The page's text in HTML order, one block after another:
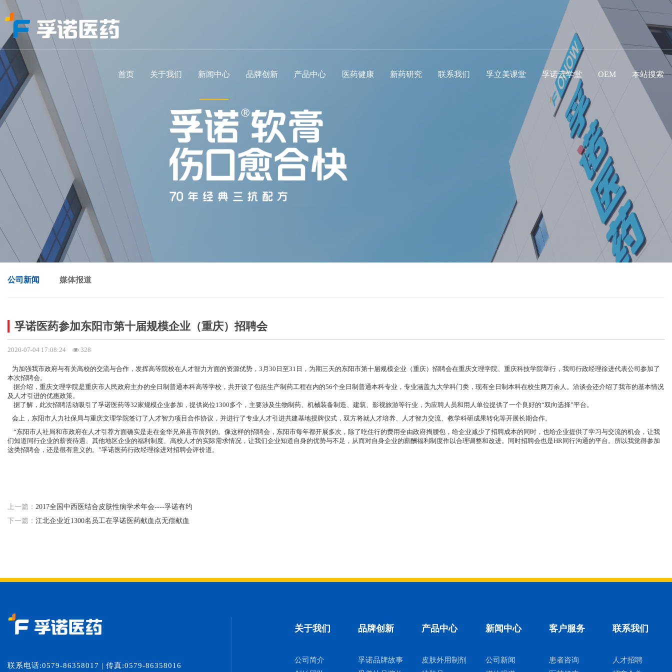
首页 关于我们 新闻中心 品牌创新 产品中心 医药健康 新药研究 联系我们 孚立美课堂 孚诺云学堂 OEM 本站搜索
公司新闻 媒体报道
孚诺医药参加东阳市第十届规模企业（重庆）招聘会
2020-07-04 17:08:24 328
为加强我市政府与有关高校的交流与合作，发挥高等院校在人才智力方面的资源优势，3月30日至31日，为期三天的东阳市第十届规模企业（重庆）招聘会在重庆文理学院、重庆科技学院举行，我司行政经理徐进代表公司参加了
本次招聘会。
据介绍，重庆文理学院是重庆市人民政府主办的全日制普通本科高等学校，共开设了包括生产制药工程在内的56个全日制普通本科专业，专业涵盖九大学科门类，现有全日制本科在校生两万余人。洽谈会还介绍了我市的基本情况
及人才引进的优惠政策。
据了解，此次招聘活动吸引了孚诺医药等32家规模企业参加，提供岗位1300多个，主要涉及生物制药、机械装备制造、建筑、影视旅游等行业，为应聘人员和用人单位提供了一个良好的“双向选择”平台。
会上，东阳市人力社保局与重庆文理学院签订了人才智力项目合作协议，并进行了专业人才引进共建基地授牌仪式，双方将就人才培养、人才智力交流、教学科研成果转化等开展长期合作。
“东阳市人社局和市政府在人才引荐方面确实是走在金华兄弟县市前列的。像这样的招聘会，东阳市每年都开展多次，除了吃住行的费用全由政府掏腰包，给企业减少了招聘成本的同时，也给企业提供了学习与交流的机会，让我
们知道同行企业的薪资待遇、其他地区企业的福利制度、高校人才的实际需求情况，让我们企业知道自身的优势与不足，从而对自身企业的薪酬福利制度作以合理调整和改进。同时招聘会也是HR同行沟通的平台。所以我觉得参加
这类招聘会，还是很有意义的。”孚诺医药行政经理徐进对招聘会评价道。
上一篇： 2017全国中西医结合皮肤性病学术年会----孚诺有约
下一篇： 江北企业近1300名员工在孚诺医药献血点无偿献血
联系电话:0579-86358017 | 传真:0579-86358016
关于我们
公司简介
品牌创新
孚诺品牌故事
产品中心
皮肤外用制剂
新闻中心
公司新闻
客户服务
患者咨询
联系我们
人才招聘